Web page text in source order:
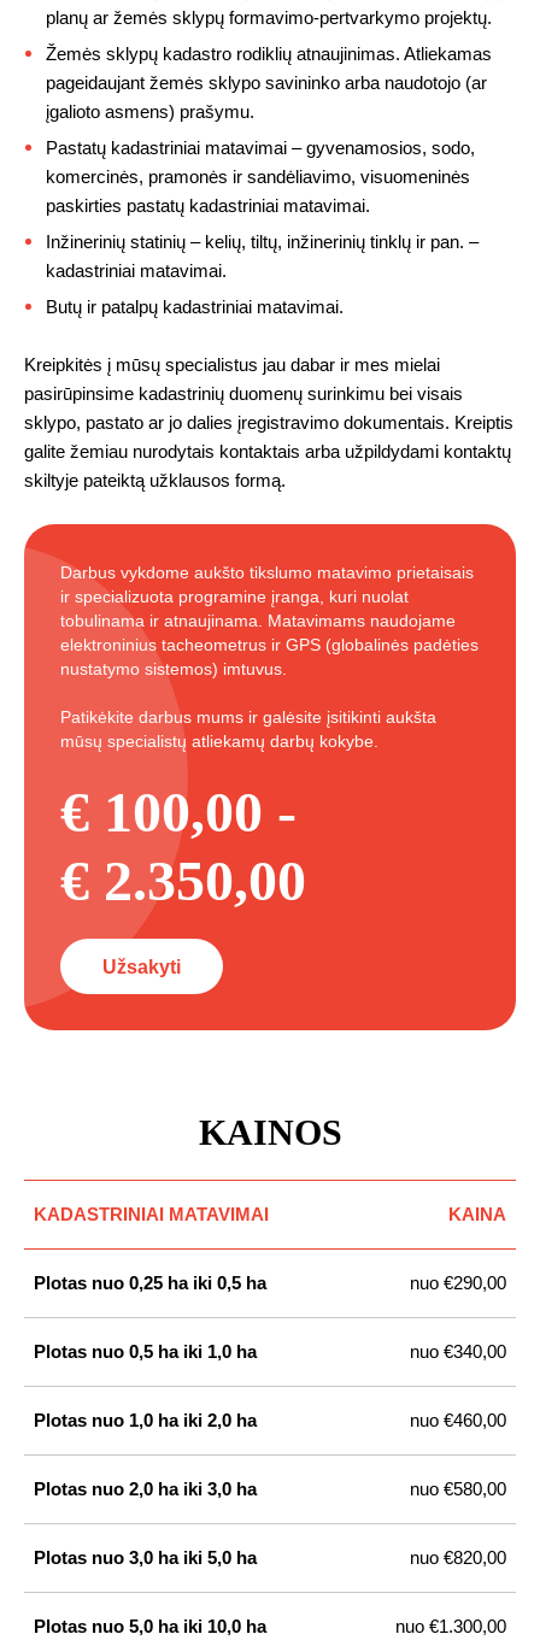
planų ar žemės sklypų formavimo-pertvarkymo projektų.
Žemės sklypų kadastro rodiklių atnaujinimas. Atliekamas
pageidaujant žemės sklypo savininko arba naudotojo (ar
įgalioto asmens) prašymu.
Pastatų kadastriniai matavimai – gyvenamosios, sodo,
komercinės, pramonės ir sandėliavimo, visuomeninės
paskirties pastatų kadastriniai matavimai.
Inžinerinių statinių – kelių, tiltų, inžinerinių tinklų ir pan. –
kadastriniai matavimai.
Butų ir patalpų kadastriniai matavimai.
Kreipkitės į mūsų specialistus jau dabar ir mes mielai
pasirūpinsime kadastrinių duomenų surinkimu bei visais
sklypo, pastato ar jo dalies įregistravimo dokumentais. Kreiptis
galite žemiau nurodytais kontaktais arba užpildydami kontaktų
skiltyje pateiktą užklausos formą.
Darbus vykdome aukšto tikslumo matavimo prietaisais
ir specializuota programine įranga, kuri nuolat
tobulinama ir atnaujinama. Matavimams naudojame
elektroninius tacheometrus ir GPS (globalinės padėties
nustatymo sistemos) imtuvus.
Patikėkite darbus mums ir galėsite įsitikinti aukšta
mūsų specialistų atliekamų darbų kokybe.
€ 100,00 -
€ 2.350,00
Užsakyti
KAINOS
KADASTRINIAI MATAVIMAI KAINA
Plotas nuo 0,25 ha iki 0,5 ha nuo €290,00
Plotas nuo 0,5 ha iki 1,0 ha nuo €340,00
Plotas nuo 1,0 ha iki 2,0 ha nuo €460,00
Plotas nuo 2,0 ha iki 3,0 ha nuo €580,00
Plotas nuo 3,0 ha iki 5,0 ha nuo €820,00
Plotas nuo 5,0 ha iki 10,0 ha nuo €1.300,00